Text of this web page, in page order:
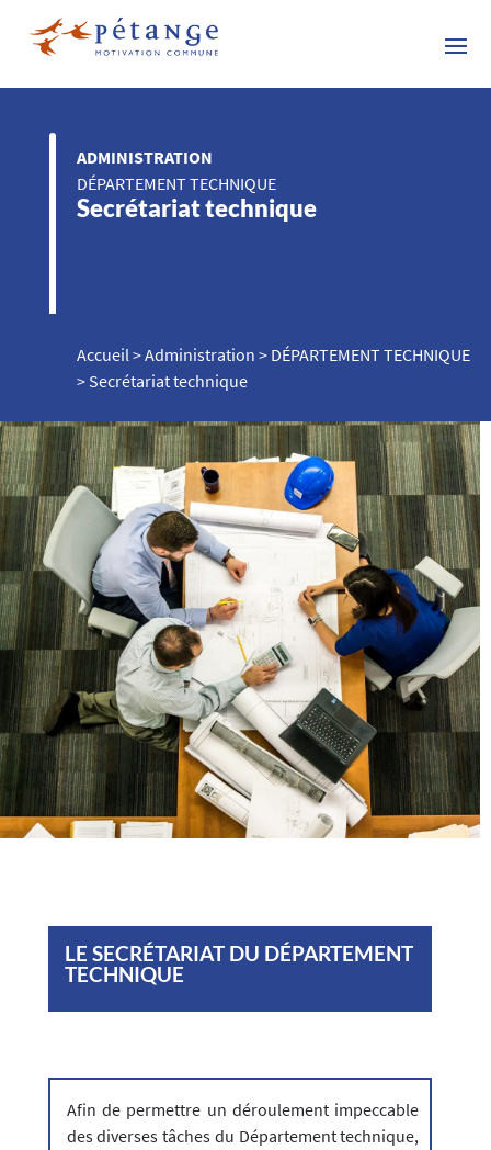
ADMINISTRATION
DÉPARTEMENT TECHNIQUE
Secrétariat technique
Accueil>Administration > DÉPARTEMENT TECHNIQUE
> Secrétariat technique
LE SECRÉTARIAT DU DÉPARTEMENT
TECHNIQUE
Afin de permettre un déroulement impeccable
des diverses tâches du Département technique,